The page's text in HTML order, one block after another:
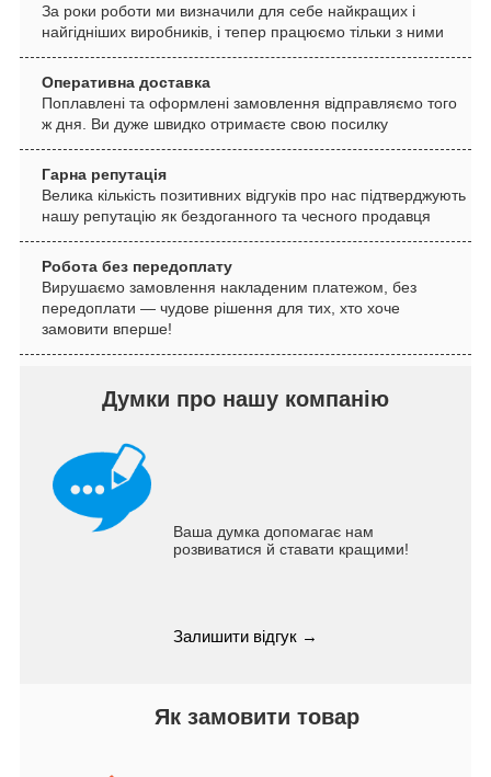
За роки роботи ми визначили для себе найкращих і
найгідніших виробників, і тепер працюємо тільки з ними
Оперативна доставка
Поплавлені та оформлені замовлення відправляємо того
ж дня. Ви дуже швидко отримаєте свою посилку
Гарна репутація
Велика кількість позитивних відгуків про нас підтверджують
нашу репутацію як бездоганного та чесного продавця
Робота без передоплату
Вирушаємо замовлення накладеним платежом, без
передоплати — чудове рішення для тих, хто хоче
замовити вперше!
Думки про нашу компанію
Ваша думка допомагає нам
розвиватися й ставати кращими!
Залишити відгук →
Як замовити товар